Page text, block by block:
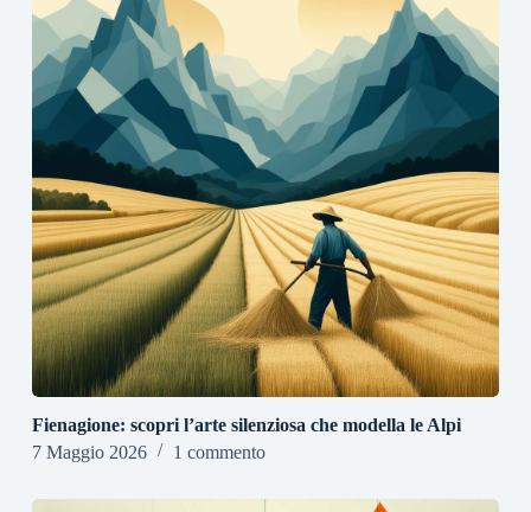
Fienagione: scopri l’arte silenziosa che modella le Alpi
7 Maggio 2026
1 commento